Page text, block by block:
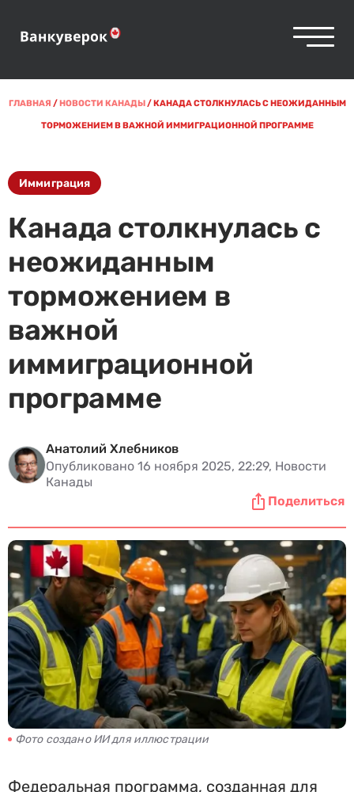
ГЛАВНАЯ /НОВОСТИ КАНАДЫ/КАНАДА СТОЛКНУЛАСЬ С НЕОЖИДАННЫМ
ТОРМОЖЕНИЕМ В ВАЖНОЙ ИММИГРАЦИОННОЙ ПРОГРАММЕ
Иммиграция
Канада столкнулась с
неожиданным
торможением в
важной
иммиграционной
программе
Анатолий Хлебников
Опубликовано 16 ноября 2025, 22:29, Новости
Канады
Поделиться
Фото создано ИИ для иллюстрации
Федеральная программа, созданная для